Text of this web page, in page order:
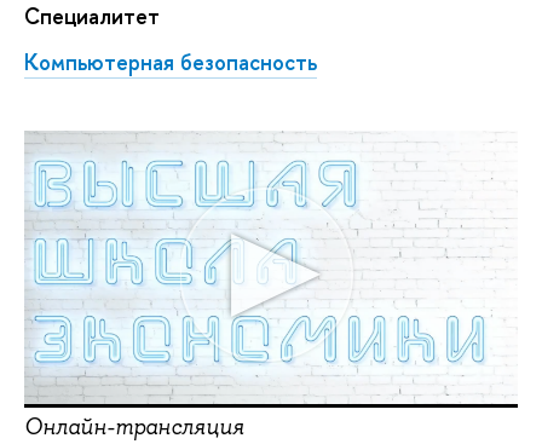
Специалитет
Компьютерная безопасность
Онлайн-трансляция